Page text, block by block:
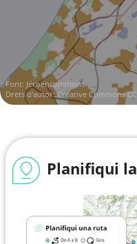
Font: Jeroencommons
Drets d'autor:Creative Commons
Planifiqui